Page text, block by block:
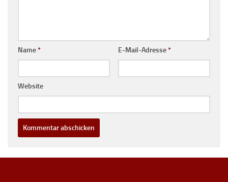
Name* E-Mail-Adresse*
Website